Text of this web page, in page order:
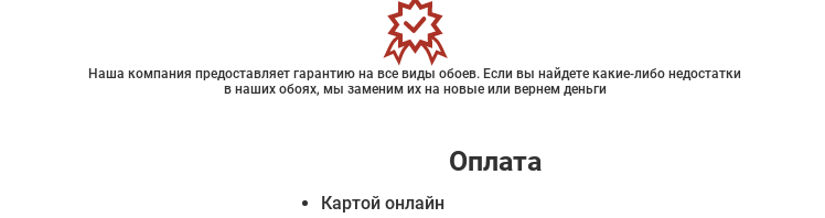
Наша компания предоставляет гарантию на все виды обоев. Если вы найдете какие-либо недостатки
в наших обоях, мы заменим их на новые или вернем деньги
Оплата
Картой онлайн